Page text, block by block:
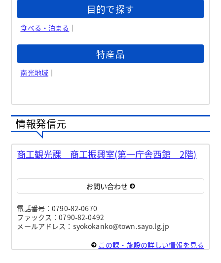
目的で探す
食べる・泊まる ｜
特産品
南光地域｜
情報発信元
商工観光課 商工振興室(第一庁舎西館 2階)
お問い合わせ
電話番号：0790-82-0670
ファックス：0790-82-0492
メールアドレス：syokokanko@town.sayo.lg.jp
この課・施設の詳しい情報を見る